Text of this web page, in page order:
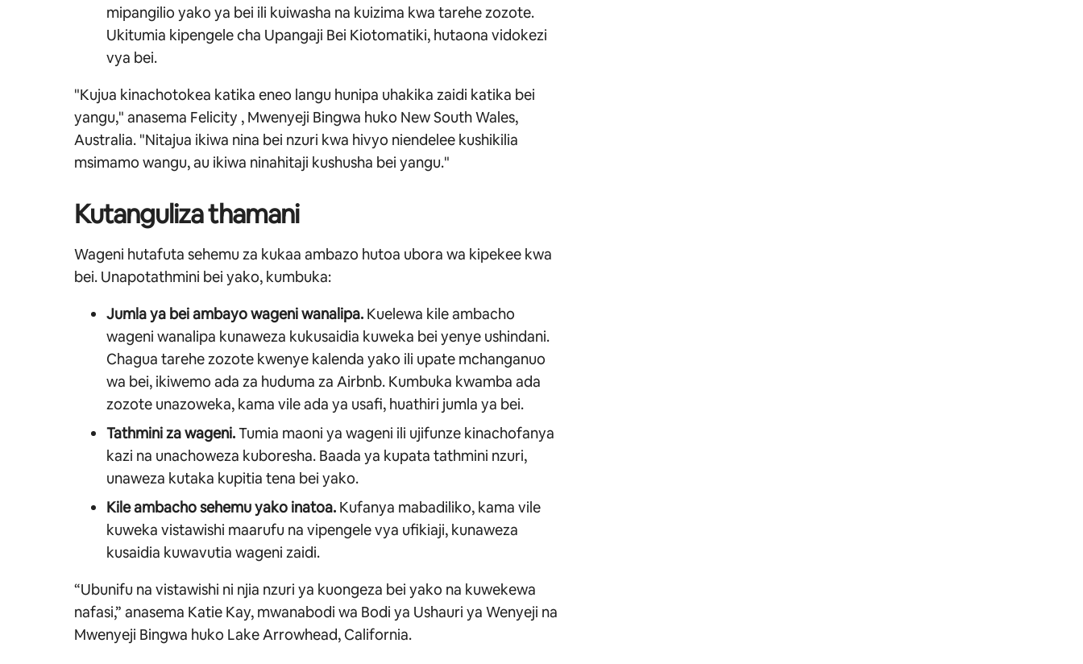
mipangilio yako ya bei ili kuiwasha na kuizima kwa tarehe zozote.
Ukitumia kipengele cha Upangaji Bei Kiotomatiki, hutaona vidokezi
vya bei.
"Kujua kinachotokea katika eneo langu hunipa uhakika zaidi katika bei
yangu," anasema Felicity , Mwenyeji Bingwa huko New South Wales,
Australia. "Nitajua ikiwa nina bei nzuri kwa hivyo niendelee kushikilia
msimamo wangu, au ikiwa ninahitaji kushusha bei yangu."
Kutanguliza thamani
Wageni hutafuta sehemu za kukaa ambazo hutoa ubora wa kipekee kwa
bei. Unapotathmini bei yako, kumbuka:
Jumla ya bei ambayo wageni wanalipa. Kuelewa kile ambacho
wageni wanalipa kunaweza kukusaidia kuweka bei yenye ushindani.
Chagua tarehe zozote kwenye kalenda yako ili upate mchanganuo
wa bei, ikiwemo ada za huduma za Airbnb. Kumbuka kwamba ada
zozote unazoweka, kama vile ada ya usafi, huathiri jumla ya bei.
Tathmini za wageni.Tumia maoni ya wageni ili ujifunze kinachofanya
kazi na unachoweza kuboresha. Baada ya kupata tathmini nzuri,
unaweza kutaka kupitia tena bei yako.
Kile ambacho sehemu yako inatoa. Kufanya mabadiliko, kama vile
kuweka vistawishi maarufu na vipengele vya ufikiaji, kunaweza
kusaidia kuwavutia wageni zaidi.
“Ubunifu na vistawishi ni njia nzuri ya kuongeza bei yako na kuwekewa
nafasi,” anasema Katie Kay, mwanabodi wa Bodi ya Ushauri ya Wenyeji na
Mwenyeji Bingwa huko Lake Arrowhead, California.